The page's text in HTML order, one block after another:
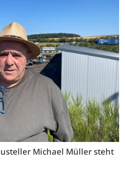
Michael Müller steht